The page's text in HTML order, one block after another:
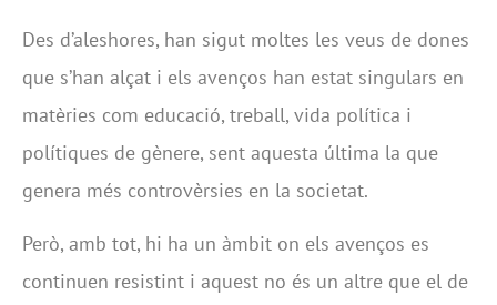
Des d’aleshores, han sigut moltes les veus de dones
que s’han alçat i els avenços han estat singulars en
matèries com educació, treball, vida política i
polítiques de gènere, sent aquesta última la que
genera més controvèrsies en la societat.
Però, amb tot, hi ha un àmbit on els avenços es
continuen resistint i aquest no és un altre que el de